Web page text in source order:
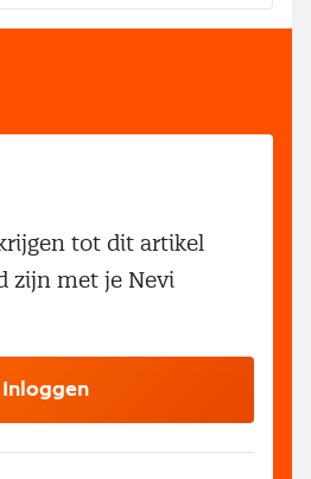
tot dit artikel
zijn met je Nevi
Inloggen